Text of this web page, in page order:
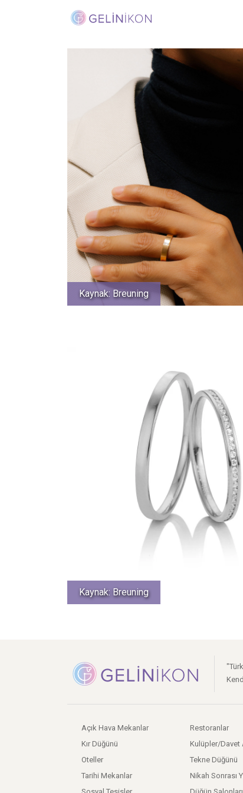
Kaynak: Breuning
Kaynak: Breuning
Açık Hava Mekanlar
Kır Düğünü
Oteller
Tarihi Mekanlar
Restoranlar
Kulüpler/Davet
Tekne Düğünü
Nikah Sonrası